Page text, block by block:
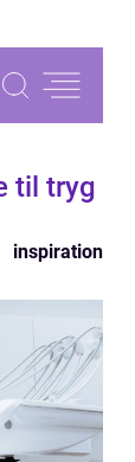
til tryg
inspiration